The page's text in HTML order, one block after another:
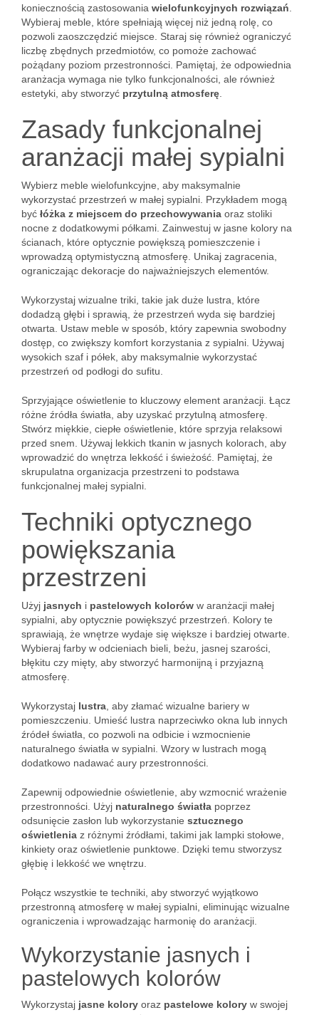
koniecznością zastosowania wielofunkcyjnych rozwiązań
Wybieraj meble, które spełniają więcej niż jedną rolę, co
pozwoli zaoszczędzić miejsce. Staraj się również ograniczyć
liczbę zbędnych przedmiotów, co pomoże zachować
pożądany poziom przestronności. Pamiętaj, że odpowiednia
aranżacja wymaga nie tylko funkcjonalności, ale również
estetyki, aby stworzyć przytulną atmosferę
Zasady funkcjonalnej
aranżacji małej sypialni
Wybierz meble wielofunkcyjne, aby maksymalnie
wykorzystać przestrzeń w małej sypialni. Przykładem mogą
być łóżka z miejscem do przechowywania oraz stoliki
nocne z dodatkowymi półkami. Zainwestuj w jasne kolory na
ścianach, które optycznie powiększą pomieszczenie i
wprowadzą optymistyczną atmosferę. Unikaj zagracenia,
ograniczając dekoracje do najważniejszych elementów.
Wykorzystaj wizualne triki, takie jak duże lustra, które
dodadzą głębi i sprawią, że przestrzeń wyda się bardziej
otwarta. Ustaw meble w sposób, który zapewnia swobodny
dostęp, co zwiększy komfort korzystania z sypialni. Używaj
wysokich szaf i półek, aby maksymalnie wykorzystać
przestrzeń od podłogi do sufitu.
Sprzyjające oświetlenie to kluczowy element aranżacji. Łącz
różne źródła światła, aby uzyskać przytulną atmosferę.
Stwórz miękkie, ciepłe oświetlenie, które sprzyja relaksowi
przed snem. Używaj lekkich tkanin w jasnych kolorach, aby
wprowadzić do wnętrza lekkość i świeżość. Pamiętaj, że
skrupulatna organizacja przestrzeni to podstawa
funkcjonalnej małej sypialni.
Techniki optycznego
powiększania
przestrzeni
Użyj jasnych i pastelowych kolorów w aranżacji małej
sypialni, aby optycznie powiększyć przestrzeń. Kolory te
sprawiają, że wnętrze wydaje się większe i bardziej otwarte.
Wybieraj farby w odcieniach bieli, beżu, jasnej szarości,
błękitu czy mięty, aby stworzyć harmonijną i przyjazną
atmosferę.
Wykorzystaj lustra , aby złamać wizualne bariery w
pomieszczeniu. Umieść lustra naprzeciwko okna lub innych
źródeł światła, co pozwoli na odbicie i wzmocnienie
naturalnego światła w sypialni. Wzory w lustrach mogą
dodatkowo nadawać aury przestronności.
Zapewnij odpowiednie oświetlenie, aby wzmocnić wrażenie
przestronności. Użyj naturalnego światła poprzez
odsunięcie zasłon lub wykorzystanie sztucznego
oświetlenia z różnymi źródłami, takimi jak lampki stołowe,
kinkiety oraz oświetlenie punktowe. Dzięki temu stworzysz
głębię i lekkość we wnętrzu.
Połącz wszystkie te techniki, aby stworzyć wyjątkowo
przestronną atmosferę w małej sypialni, eliminując wizualne
ograniczenia i wprowadzając harmonię do aranżacji.
Wykorzystanie jasnych i
pastelowych kolorów
Wykorzystaj jasne kolory oraz pastelowe kolory w swojej